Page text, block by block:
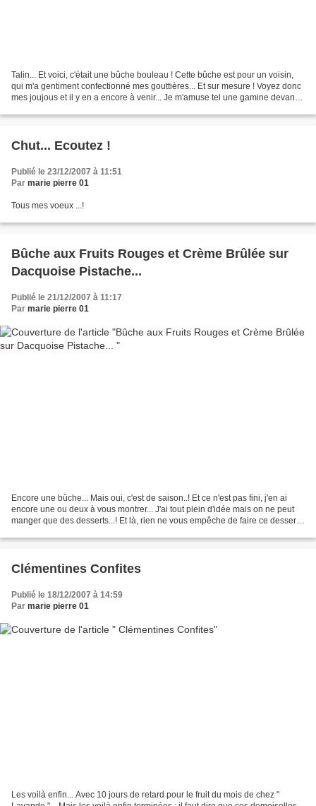
Talin... Et voici, c'était une bûche bouleau ! Cette bûche est pour un voisin,
qui m'a gentiment confectionné mes gouttières... Et sur mesure ! Voyez donc
mes joujous et il y en a encore à venir... Je m'amuse tel une gamine devant
Chut... Ecoutez !
Publié le 23/12/2007 à 11:51
Par marie pierre 01
Tous mes voeux ...!
Bûche aux Fruits Rouges et Crème Brûlée sur
Dacquoise Pistache...
Publié le 21/12/2007 à 11:17
Par marie pierre 01
Encore une bûche... Mais oui, c'est de saison..! Et ce n'est pas fini, j'en ai
encore une ou deux à vous montrer... J'ai tout plein d'idée mais on ne peut
manger que des desserts...! Et là, rien ne vous empêche de faire ce dessert
Clémentines Confites
Publié le 18/12/2007 à 14:59
Par marie pierre 01
Les voilà enfin... Avec 10 jours de retard pour le fruit du mois de chez "